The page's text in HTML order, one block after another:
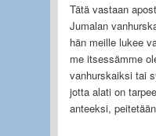
Tätä vastaan
Jumalan
hän meille lukee
me itsessämme
vanhurskaiksi tai
jotta alati on
anteeksi,